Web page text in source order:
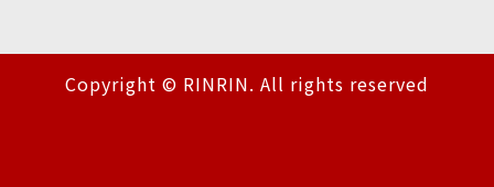
Copyright © RINRIN. All rights reserved